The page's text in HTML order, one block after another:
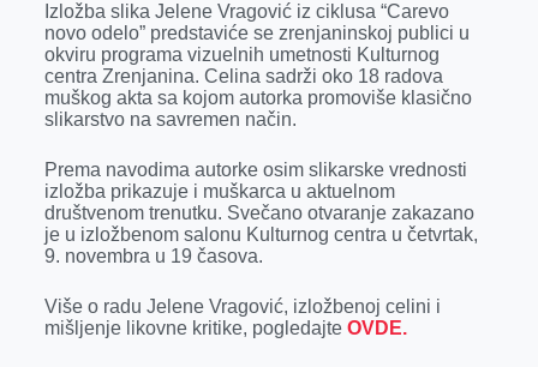
b
o
o
k
e
n
g
e
e
d
I
n
r
s
A
p
p
l
Izložba slika Jelene Vragović iz ciklusa “Carevo
novo odelo” predstaviće se zrenjaninskoj publici u
okviru programa vizuelnih umetnosti Kulturnog
centra Zrenjanina. Celina sadrži oko 18 radova
muškog akta sa kojom autorka promoviše klasično
slikarstvo na savremen način.
Prema navodima autorke osim slikarske vrednosti
izložba prikazuje i muškarca u aktuelnom
društvenom trenutku. Svečano otvaranje zakazano
je u izložbenom salonu Kulturnog centra u četvrtak,
9. novembra u 19 časova.
Više o radu Jelene Vragović, izložbenoj celini i
mišljenje likovne kritike, pogledajte OVDE.